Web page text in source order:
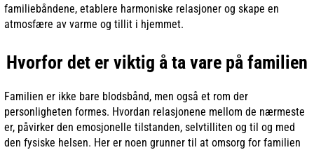
familiebåndene, etablere harmoniske relasjoner og skape en
atmosfære av varme og tillit i hjemmet.
Hvorfor det er viktig å ta vare på familien
Familien er ikke bare blodsbånd, men også et rom der
personligheten formes. Hvordan relasjonene mellom de nærmeste
er, påvirker den emosjonelle tilstanden, selvtilliten og til og med
den fysiske helsen. Her er noen grunner til at omsorg for familien